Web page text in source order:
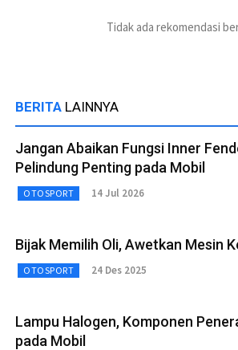
Tidak ada rekomendasi
BERITA LAINNYA
Jangan Abaikan Fungsi Inner
Pelindung Penting pada Mobil
OTOSPORT 14 Jul 2026
Bijak Memilih Oli, Awetkan Mesin
OTOSPORT 24 Des 2025
Lampu Halogen, Komponen
pada Mobil